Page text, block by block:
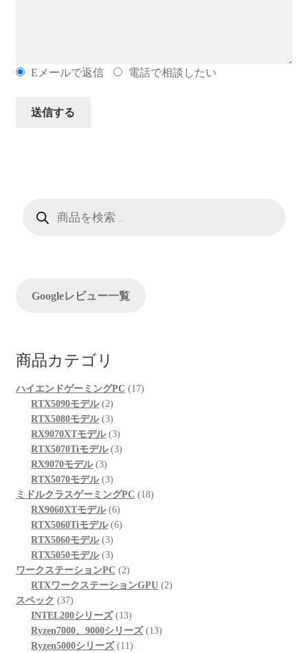
Eメールで返信 電話で相談したい
Googleレビュー一覧
商品カテゴリ
ハイエンドゲーミングPC 1717
RTX5090モデル 22
個
の
商
RTX5080モデル 33
個
の
品
RX9070XTモデル 33
個
品
RTX5070Tiモデル 33
商
品
RX9070モデル 33
個
の
商
品
RTX5070モデル 33
個
の
商
品
ミドルクラスゲーミングPC 1818
RX9060XTモデル 66
個
品
RTX5060Tiモデル 66
商
品
RTX5060モデル 33
個
の
商
RTX5050モデル 33
個
の
品
ワークステーションPC 22
個
商
品
RTXワークステーションGPU 22
スペック 3737
個
の
商
INTEL200シリーズ 1313
個
の
Ryzen7000、9000シリーズ 1313
Ryzen5000シリーズ 1111